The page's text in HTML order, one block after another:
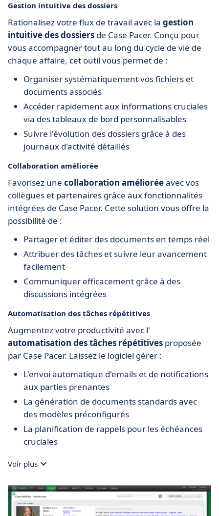
Gestion intuitive des dossiers
Rationalisez votre flux de travail avec la gestion
intuitive des dossiers de Case Pacer. Conçu pour
vous accompagner tout au long du cycle de vie de
chaque affaire, cet outil vous permet de :
Organiser systématiquement vos fichiers et
documents associés
Accéder rapidement aux informations cruciales
via des tableaux de bord personnalisables
Suivre l'évolution des dossiers grâce à des
journaux d'activité détaillés
Collaboration améliorée
Favorisez une collaboration amélioréeavec vos
collègues et partenaires grâce aux fonctionnalités
intégrées de Case Pacer. Cette solution vous offre la
possibilité de :
Partager et éditer des documents en temps réel
Attribuer des tâches et suivre leur avancement
facilement
Communiquer efficacement grâce à des
discussions intégrées
Automatisation des tâches répétitives
Augmentez votre productivité avec l'
automatisation des tâches répétitives proposée
par Case Pacer. Laissez le logiciel gérer :
L'envoi automatique d'emails et de notifications
aux parties prenantes
La génération de documents standards avec
des modèles préconfigurés
La planification de rappels pour les échéances
cruciales
Voir plus